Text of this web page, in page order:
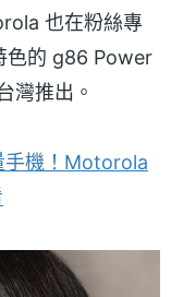
也在粉絲專
色的 g86 Power
灣推出。
手機！Motorola